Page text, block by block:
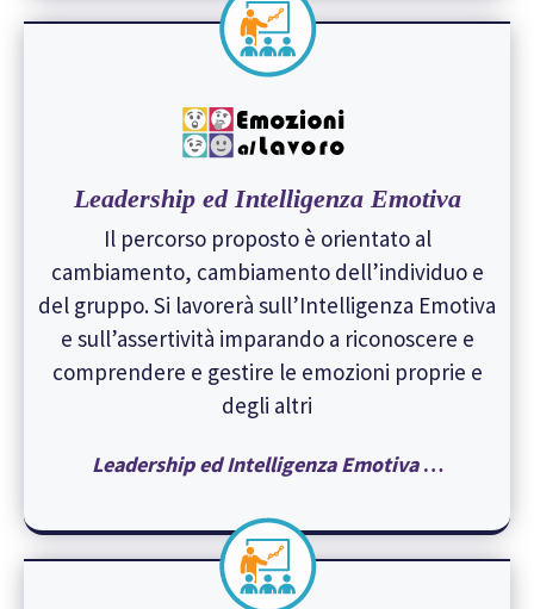
Leadership ed Intelligenza Emotiva
Il percorso proposto è orientato al
cambiamento, cambiamento dell’individuo e
del gruppo. Si lavorerà sull’Intelligenza Emotiva
e sull’assertività imparando a riconoscere e
comprendere e gestire le emozioni proprie e
degli altri
Leadership ed Intelligenza Emotiva…